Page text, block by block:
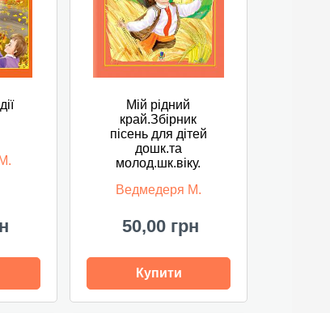
Мій рідний
край.Збірник
пісень для дітей
дошк.та
молод.шк.віку.
Ведмедеря М.
50,00 грн
Купити